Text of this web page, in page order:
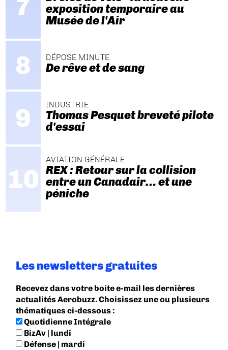
exposition temporaire au
Musée de l'Air
DÉPOSE MINUTE
De rêve et de sang
INDUSTRIE
Thomas Pesquet breveté pilote
d'essai
AVIATION GÉNÉRALE
REX : Retour sur la collision
entre un Canadair… et une
péniche
Les newsletters gratuites
Recevez dans votre boite e-mail les dernières
actualités Aerobuzz. Choisissez une ou plusieurs
thématiques ci-dessous :
Quotidienne Intégrale
BizAv | lundi
Défense | mardi